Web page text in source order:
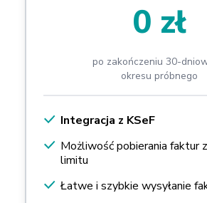
0 zł
po zakończeniu 30-
okresu próbnego
Integracja z KSeF
Możliwość pobierania faktur
limitu
Łatwe i szybkie wysyłanie